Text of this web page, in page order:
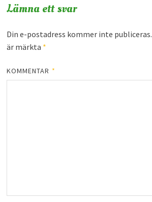
Lämna ett svar
Din e-postadress kommer inte publiceras.
är märkta *
KOMMENTAR *